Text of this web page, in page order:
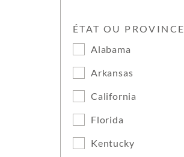
ÉTAT OU PROVINCE
Alabama
Arkansas
California
Florida
Kentucky